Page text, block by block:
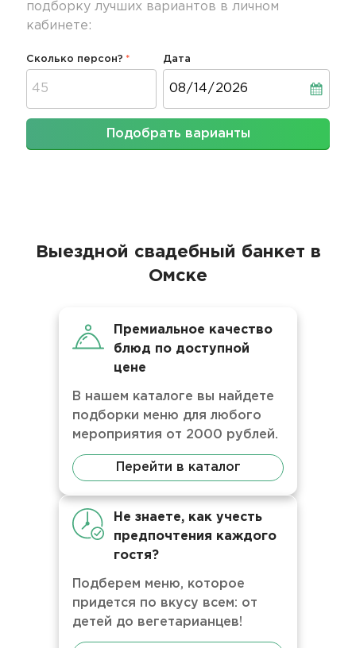
подборку лучших вариантов в личном
кабинете:
Сколько персон? Дата
Подобрать варианты
Выездной свадебный банкет в
Омске
Премиальное качество
блюд по доступной
цене
В нашем каталоге вы найдете
подборки меню для любого
мероприятия от 2000 рублей.
Перейти в каталог
Не знаете, как учесть
предпочтения каждого
гостя?
Подберем меню, которое
придется по вкусу всем: от
детей до вегетарианцев!